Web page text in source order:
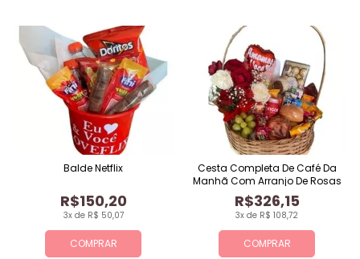
COMPRAR
3x de R$ 50,07
R$150,20
Balde Netflix
COMPRAR
3x de R$ 108,72
R$326,15
Cesta Completa De Café Da
Manhã Com Arranjo De Rosas